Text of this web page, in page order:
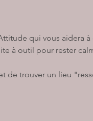
qui vous aidera à
à outil pour rester
de trouver un lieu